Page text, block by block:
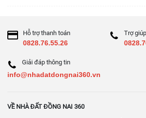
Hỗ trợ thanh toán
0828.76.55.26
Trợ
Giải đáp thông tin
info@nhadatdongnai360.vn
VỀ NHÀ ĐẤT ĐỒNG NAI 360